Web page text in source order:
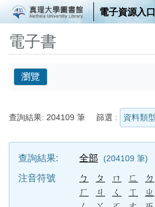
電子資源入
電子書
瀏覽
查詢結果: 204109 筆 篩選 : 資料類
查詢結果: 全部 204109 筆
注音符號 ㄅ ㄆ ㄇ ㄈ ㄉ
ㄏ
ㄐ ㄑ ㄒ ㄓ